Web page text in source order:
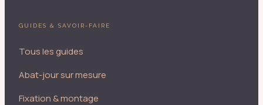
GUIDES & SAVOIR-FAIRE
Tous les guides
Abat-jour sur mesure
Fixation & montage